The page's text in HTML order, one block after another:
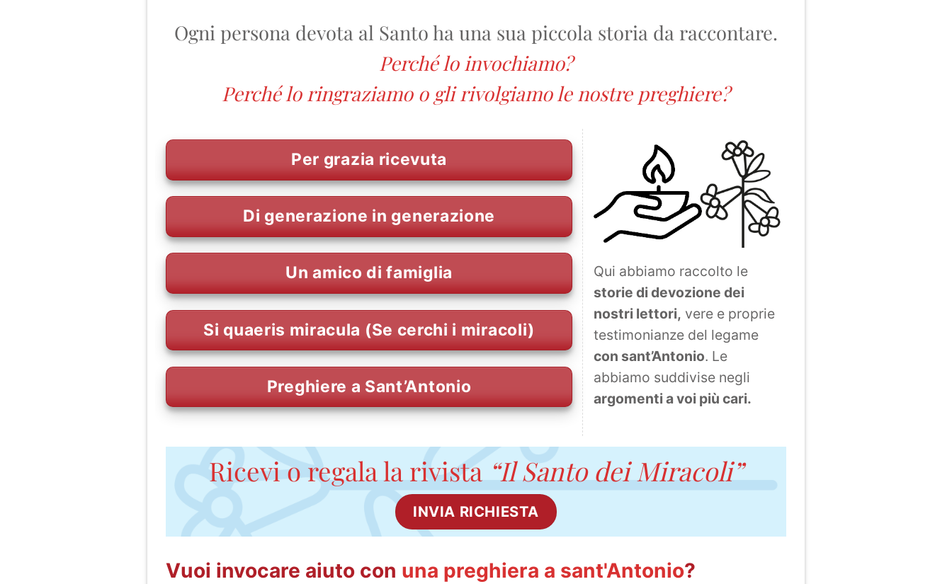
Ogni persona devota al Santo ha una sua piccola storia da raccontare.
Perché lo invochiamo?
Perché lo ringraziamo o gli rivolgiamo le nostre preghiere?
Per grazia ricevuta
Di generazione in generazione
Un amico di famiglia
Si quaeris miracula (Se cerchi i miracoli)
Preghiere a Sant’Antonio
Qui abbiamo raccolto le
storie di devozione dei
nostri lettori, vere e proprie
testimonianze del legame
con sant’Antonio. Le
abbiamo suddivise negli
argomenti a voi più cari.
Ricevi o regala la rivista “Il Santo dei Miracoli”
INVIA RICHIESTA
Vuoi invocare aiuto con una preghiera a sant'Antonio?